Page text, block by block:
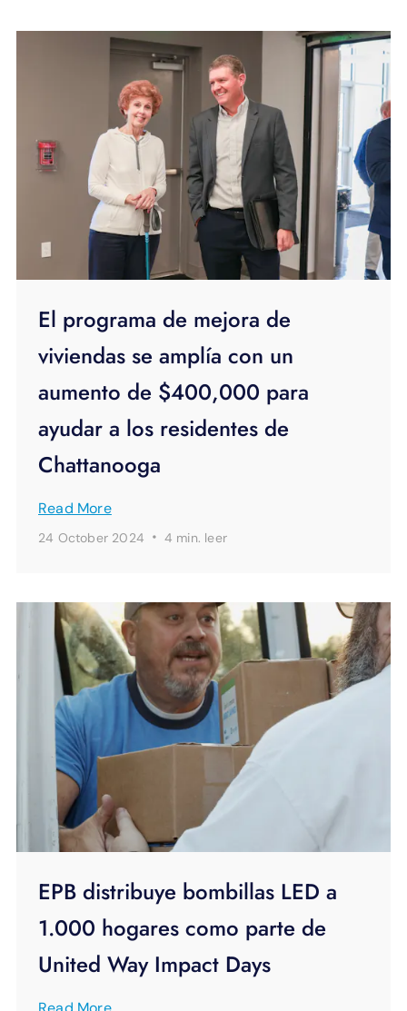
El programa de mejora de
viviendas se amplía con un
aumento de $400,000 para
ayudar a los residentes de
Chattanooga
Read More
24 October 2024 · 4 min. leer
EPB distribuye bombillas LED a
1.000 hogares como parte de
United Way Impact Days